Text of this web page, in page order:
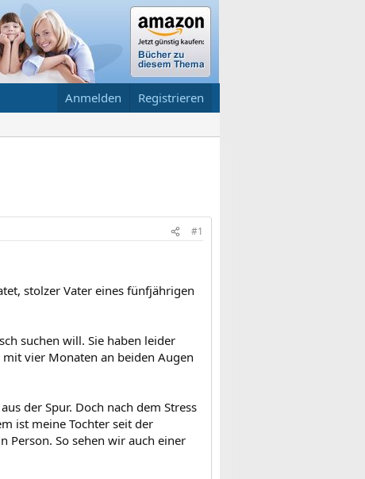
Anmelden Registrieren
#1
stolzer Vater eines fünfjährigen
suchen will. Sie haben leider
vier Monaten an beiden Augen
der Spur. Doch nach dem Stress
ist meine Tochter seit der
Person. So sehen wir auch einer